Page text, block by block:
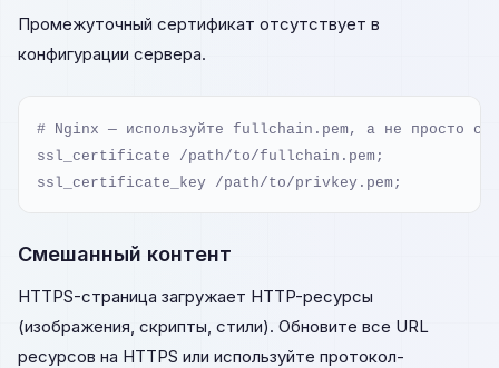
Промежуточный сертификат отсутствует в
конфигурации сервера.
# Nginx — используйте fullchain.pem, а не просто
ssl_certificate /path/to/fullchain.pem;
ssl_certificate_key /path/to/privkey.pem;
Смешанный контент
HTTPS-страница загружает HTTP-ресурсы
(изображения, скрипты, стили). Обновите все URL
ресурсов на HTTPS или используйте протокол-